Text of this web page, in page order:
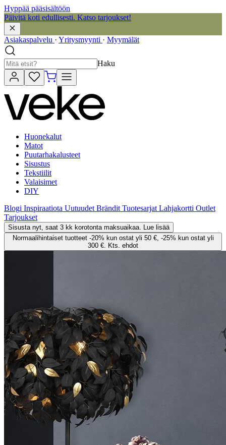
Hyppää pääsisältöön
Päivitä koti edullisesti. Katso tarjoukset!
Asiakaspalvelu · Yritysmyynti · Myymälät
Haku
Huonekalut
Matot
Puutarhakalusteet
Sisustus
Tekstiilit
Valaisimet
DIY
Blogi Inspiraatiota Uutuudet Brändit Tuotesarjat Lahjakortti Outlet
Tarjoukset
Sisusta nyt, saat 3 kk korotonta maksuaikaa. Lue lisää
Normaalihintaiset tuotteet -20% kun ostat yli 50 €, -25% kun ostat yli
300 €. Kts. ehdot